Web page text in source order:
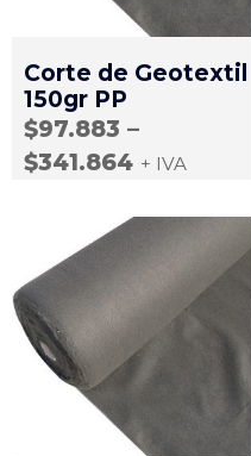
Corte de Geotextil
150gr PP
$97.883 –
$341.864 + IVA